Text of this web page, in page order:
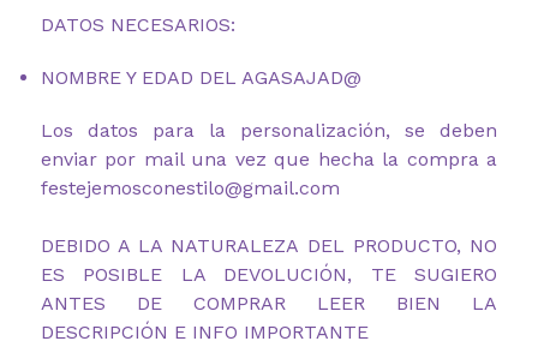
DATOS NECESARIOS:
NOMBRE Y EDAD DEL AGASAJAD@
Los datos para la personalización, se deben
enviar por mail una vez que hecha la compra a
festejemosconestilo@gmail.com
DEBIDO A LA NATURALEZA DEL PRODUCTO, NO
ES POSIBLE LA DEVOLUCIÓN, TE SUGIERO
ANTES DE COMPRAR LEER BIEN LA
DESCRIPCIÓN E INFO IMPORTANTE